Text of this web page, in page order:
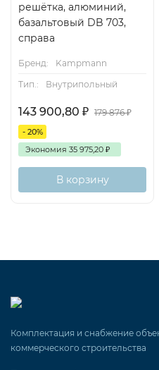
решётка, алюминий,
базальтовый DB 703,
справа
Бренд:
Kampmann
Тип.:
Внутрипольный
143 900,80 ₽ 179 876₽
- 20%
Экономия 35 975,20 ₽
В корзину
Комплектация и снабжение
коммерческого строительства